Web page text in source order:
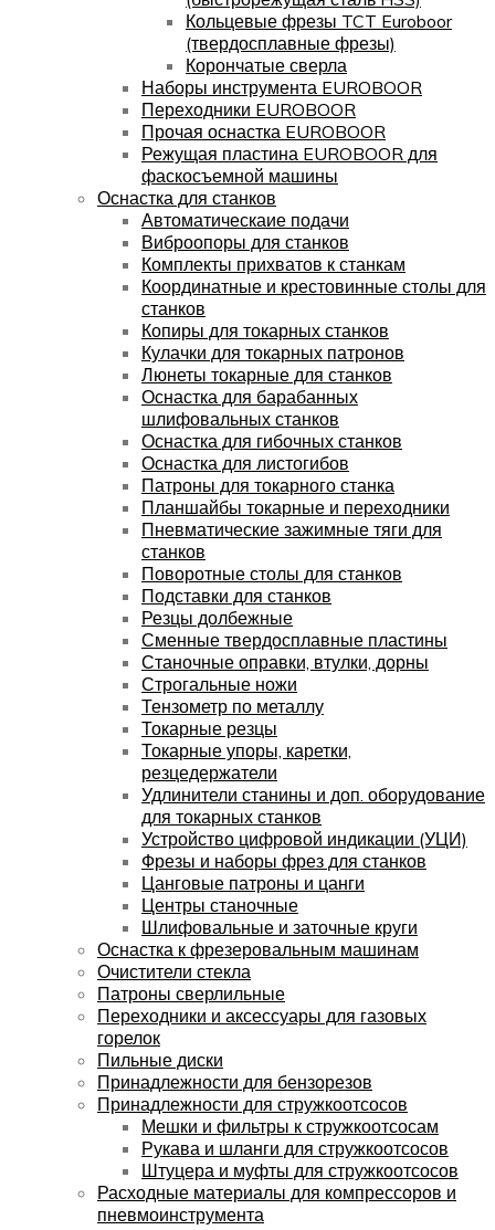
Кольцевые фрезы TCT Euroboor
(твердосплавные фрезы)
Корончатые сверла
Наборы инструмента EUROBOOR
Переходники EUROBOOR
Прочая оснастка EUROBOOR
Режущая пластина EUROBOOR для
фаскосъемной машины
Оснастка для станков
Автоматическаие подачи
Виброопоры для станков
Комплекты прихватов к станкам
Координатные и крестовинные столы для
станков
Копиры для токарных станков
Кулачки для токарных патронов
Люнеты токарные для станков
Оснастка для барабанных
шлифовальных станков
Оснастка для гибочных станков
Оснастка для листогибов
Патроны для токарного станка
Планшайбы токарные и переходники
Пневматические зажимные тяги для
станков
Поворотные столы для станков
Подставки для станков
Резцы долбежные
Сменные твердосплавные пластины
Станочные оправки, втулки, дорны
Строгальные ножи
Тензометр по металлу
Токарные резцы
Токарные упоры, каретки,
резцедержатели
Удлинители станины и доп. оборудование
для токарных станков
Устройство цифровой индикации (УЦИ)
Фрезы и наборы фрез для станков
Цанговые патроны и цанги
Центры станочные
Шлифовальные и заточные круги
Оснастка к фрезеровальным машинам
Очистители стекла
Патроны сверлильные
Переходники и аксессуары для газовых
горелок
Пильные диски
Принадлежности для бензорезов
Принадлежности для стружкоотсосов
Мешки и фильтры к стружкоотсосам
Рукава и шланги для стружкоотсосов
Штуцера и муфты для стружкоотсосов
Расходные материалы для компрессоров и
пневмоинструмента